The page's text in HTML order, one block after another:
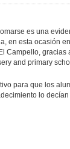
es una
en esta ocasión
Campello, gracias
and primary
que los
lo decían